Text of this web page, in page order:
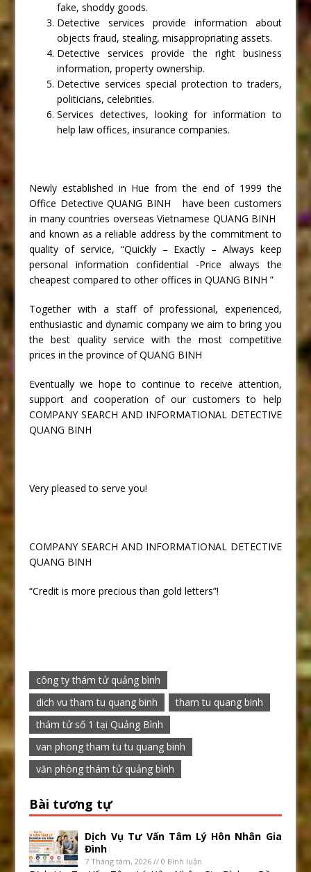
fake, shoddy goods.
Detective services provide information about
objects fraud, stealing, misappropriating assets.
Detective services provide the right business
information, property ownership.
Detective services special protection to traders,
politicians, celebrities.
Services detectives, looking for information to
help law offices, insurance companies.
Newly established in Hue from the end of 1999 the
Office Detective QUANG BINH have been customers
in many countries overseas Vietnamese QUANG BINH
and known as a reliable address by the commitment to
quality of service, “Quickly – Exactly – Always keep
personal information confidential -Price always the
cheapest compared to other offices in QUANG BINH ”
Together with a staff of professional, experienced,
enthusiastic and dynamic company we aim to bring you
the best quality service with the most competitive
prices in the province of QUANG BINH
Eventually we hope to continue to receive attention,
support and cooperation of our customers to help
COMPANY SEARCH AND INFORMATIONAL DETECTIVE
QUANG BINH
Very pleased to serve you!
COMPANY SEARCH AND INFORMATIONAL DETECTIVE
QUANG BINH
“Credit is more precious than gold letters”!
công ty thám tử quảng bình
dich vu tham tu quang binh
tham tu quang binh
thám tử số 1 tại Quảng Bình
van phong tham tu tu quang binh
văn phòng thám tử quảng bình
Bài tương tự
Dịch Vụ Tư Vấn Tâm Lý Hôn Nhân Gia
Đình
7 Tháng tám, 2026 // 0 Bình luận